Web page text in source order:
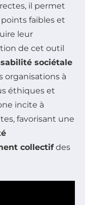
il permet
faibles et
leur
de cet outil
sociétale
organisations à
éthiques et
incite à
favorisant une
collectifdes